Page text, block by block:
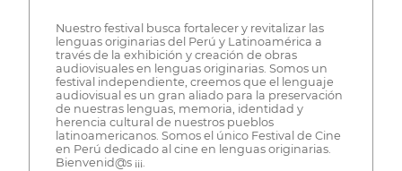
Nuestro festival busca fortalecer y revitalizar las
lenguas originarias del Perú y Latinoamérica a
través de la exhibición y creación de obras
audiovisuales en lenguas originarias. Somos un
festival independiente, creemos que el lenguaje
audiovisual es un gran aliado para la preservación
de nuestras lenguas, memoria, identidad y
herencia cultural de nuestros pueblos
latinoamericanos. Somos el único Festival de Cine
en Perú dedicado al cine en lenguas originarias.
Bienvenid@s ¡¡¡.